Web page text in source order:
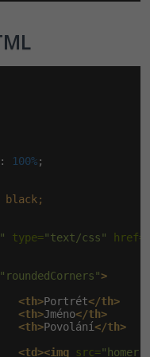
: 100%;
black;
type="text/css" href=
"roundedCorners">
<th>Portrét</th>
<th>Jméno</th>
<th>Povolání</th>
<td><img src=